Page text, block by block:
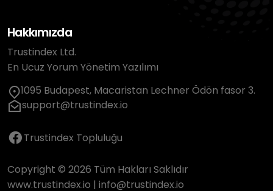
Hakkımızda
Trustindex Ltd.
En Ucuz Yorum Yönetim Yazılımı
1095 Budapest, Macaristan Lechner Ödön fasor 3.
support@trustindex.io
Trustindex Topluluğu
Copyright © 2026 Tüm Hakları Saklıdır
www.trustindex.io | info@trustindex.io